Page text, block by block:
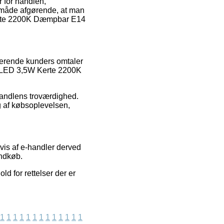
afgørende, at man
2200K Dæmpbar E14
kunders omtaler
3,5W Kerte 2200K
troværdighed.
af købsoplevelsen,
af e-handler derved
for rettelser der er
1 1 1 1 1 1 1 1 1 1 1 1 1